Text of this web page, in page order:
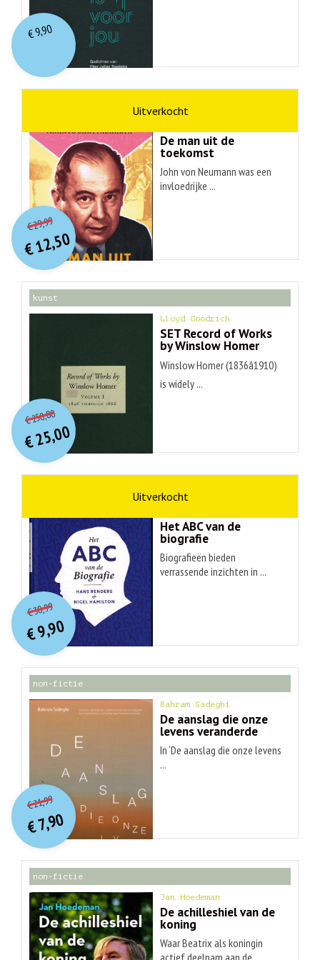
€9,90
De man uit de
toekomst
John von Neumann was een
invloedrijke ...
€29,99O
orspr
onkelijke
prijs
was:
€ 29,99.
€12,50
Huidige
prijs
is:€ 12,50.
kunst
Lloyd Goodrich
SET Record of Works
by Winslow Homer
Winslow Homer (1836â1910)
is widely ...
€250,00O
orspr
onkelijke
prijs
was:
€ 250,00.
€25,00
Huidige
prijs
is:
€ 25,00.
Het ABC van de
biografie
Biografieën bieden
verrassende inzichten in ...
€30,99O
orspr
onkelijke
prijs
was:
€ 30,99.
€9,90
Huidige
prijs
is:
€ 9,90.
non-fictie
Bahram Sadeghi
De aanslag die onze
levens veranderde
In ‘De aanslag die onze levens
...
€21,99O
orspr
onkelijke
prijs
was:
€ 21,99.
€7,90
Huidige
prijs
is:
€ 7,90.
non-fictie
Jan Hoedeman
De achilleshiel van de
koning
Waar Beatrix als koningin
actief deelnam aan de ...